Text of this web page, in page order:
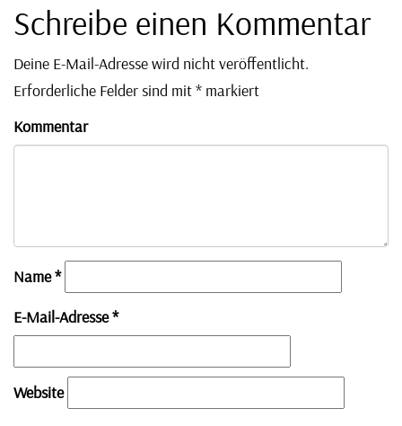
Schreibe einen Kommentar
Deine E-Mail-Adresse wird nicht veröffentlicht.
Erforderliche Felder sind mit* markiert
Kommentar
Name*
E-Mail-Adresse*
Website